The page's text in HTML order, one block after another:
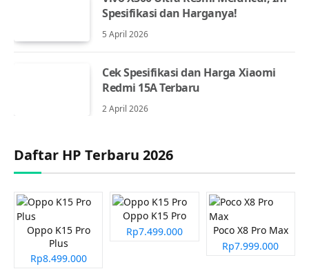
Spesifikasi dan Harganya!
5 April 2026
Cek Spesifikasi dan Harga Xiaomi
Redmi 15A Terbaru
2 April 2026
Daftar HP Terbaru 2026
Oppo K15 Pro
Plus
Rp8.499.000
Oppo K15 Pro
Rp7.499.000
Poco X8 Pro Max
Rp7.999.000